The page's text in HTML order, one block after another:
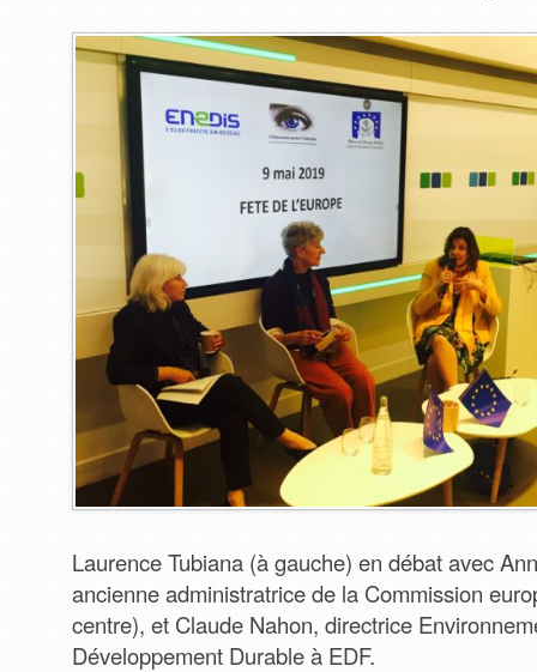
Laurence Tubiana (à gauche) en débat avec
ancienne administratrice de la Commission
centre), et Claude Nahon, directrice
Développement Durable à EDF.